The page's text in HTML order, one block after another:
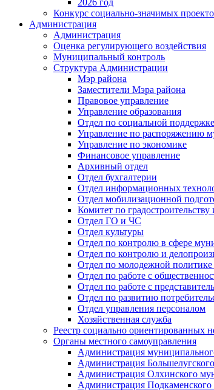
Конкурс социально-значимых
Администрация
Администрация
Оценка регулирующего воздействия
Муниципальный контроль
Структура Администрации
Мэр района
Заместители Мэра района
Правовое управление
Управление образования
Отдел по социальной
Управление по распоряжению
Управление по экономике
Финансовое управление
Архивный отдел
Отдел бухгалтерии
Отдел информационных
Отдел мобилизационной
Комитет по
Отдел ГО и ЧС
Отдел культуры
Отдел по контролю в сфере
Отдел по контролю и
Отдел по молодежной политике
Отдел по работе с
Отдел по работе с
Отдел по развитию
Отдел управления персоналом
Хозяйственная служба
Реестр социально ориентированных
Органы местного самоуправления
Администрация
Администрация
Администрация Олхинского
Администрация